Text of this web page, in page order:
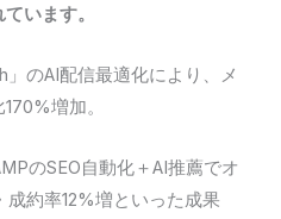
います。
のAI配信最適化により、メ
増加。
のSEO自動化＋AI推薦でオ
約率12%増といった成果